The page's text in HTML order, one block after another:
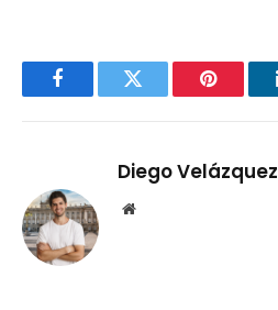
FacebookTwitter Pinterest
Diego Velázquez
Website